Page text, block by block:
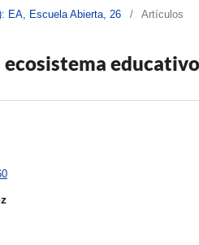
EA, Escuela Abierta, 26 / Artículos